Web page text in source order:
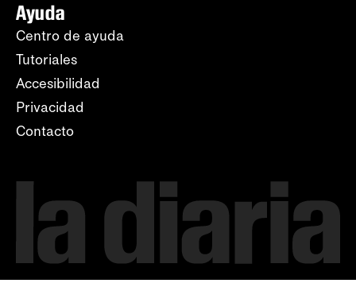
Ayuda
Centro de ayuda
Tutoriales
Accesibilidad
Privacidad
Contacto